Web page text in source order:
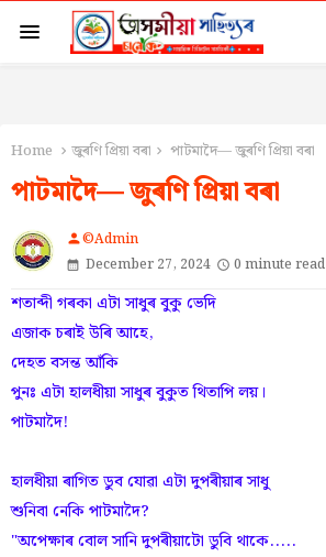
Home জুৰণি প্ৰিয়া বৰা পাটমাদৈ— জুৰণি প্ৰিয়া বৰা
পাটমাদৈ— জুৰণি প্ৰিয়া বৰা
person©Admin
December 27, 2024
0 minute read
শতাব্দী গৰকা এটা সাধুৰ বুকু ভেদি
এজাক চৰাই উৰি আহে,
দেহত বসন্ত আঁকি
পুনঃ এটা হালধীয়া সাধুৰ বুকুত থিতাপি লয়।
পাটমাদৈ!
হালধীয়া ৰাগিত ডুব যোৱা এটা দুপৰীয়াৰ সাধু
শুনিবা নেকি পাটমাদৈ?
"অপেক্ষাৰ বোল সানি দুপৰীয়াটো ডুবি থাকে.....